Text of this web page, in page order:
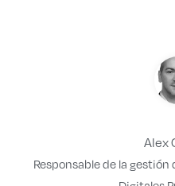
Alex
Responsable de la